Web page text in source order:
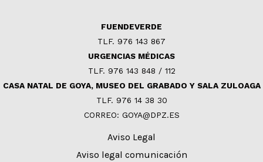
FUENDEVERDE
TLF. 976 143 867
URGENCIAS MÉDICAS
TLF. 976 143 848 / 112
CASA NATAL DE GOYA, MUSEO DEL GRABADO Y SALA ZULOAGA
TLF. 976 14 38 30
CORREO: GOYA@DPZ.ES
Aviso Legal
Aviso legal comunicación